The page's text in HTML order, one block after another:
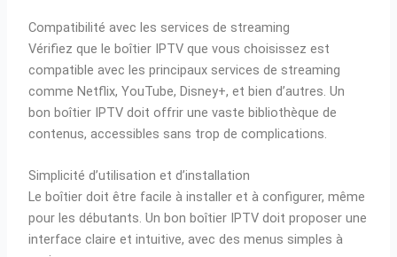
Compatibilité avec les services de streaming
Vérifiez que le boîtier IPTV que vous choisissez est
compatible avec les principaux services de streaming
comme Netflix, YouTube, Disney+, et bien d’autres. Un
bon boîtier IPTV doit offrir une vaste bibliothèque de
contenus, accessibles sans trop de complications.
Simplicité d’utilisation et d’installation
Le boîtier doit être facile à installer et à configurer, même
pour les débutants. Un bon boîtier IPTV doit proposer une
interface claire et intuitive, avec des menus simples à